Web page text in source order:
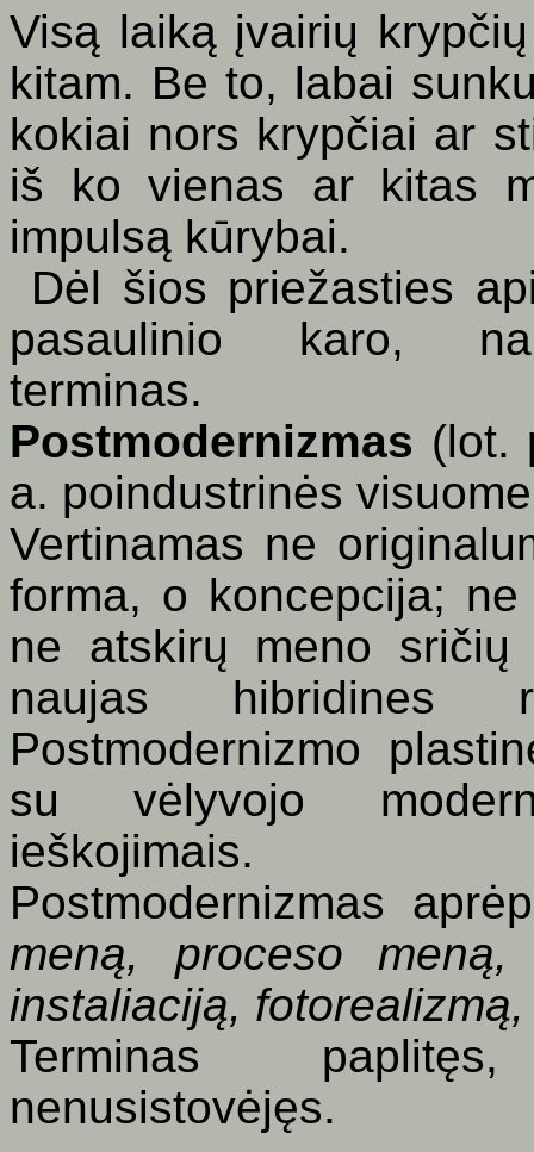
Visą laiką įvairių
kitam. Be to, labai
kokiai nors krypčiai ar
iš ko vienas ar kitas
impulsą kūrybai.
Dėl šios priežasties
pasaulinio karo,
terminas.
Postmodernizmas (lot.
a. poindustrinės
Vertinamas ne
forma, o koncepcija;
ne atskirų meno
naujas hibridines
Postmodernizmo
su vėlyvojo
ieškojimais.
Postmodernizmas
meną, proceso meną,
instaliaciją,
Terminas
nenusistovėjęs.